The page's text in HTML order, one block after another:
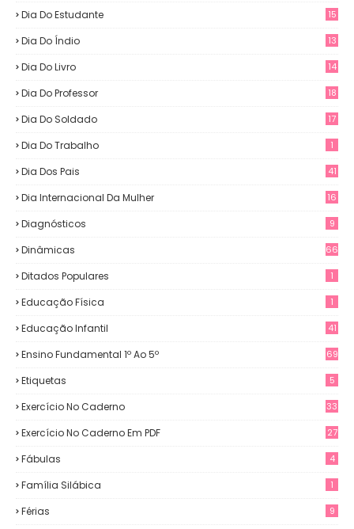
Dia Do Estudante 15
Dia Do Índio 13
Dia Do Livro 14
Dia Do Professor 18
Dia Do Soldado 17
Dia Do Trabalho 1
Dia Dos Pais 41
Dia Internacional Da Mulher 16
Diagnósticos 9
Dinâmicas 66
Ditados Populares 1
Educação Física 1
Educação Infantil 41
Ensino Fundamental 1º Ao 5º 69
Etiquetas 5
Exercício No Caderno 33
Exercício No Caderno Em PDF 27
Fábulas 4
Família Silábica 1
Férias 9